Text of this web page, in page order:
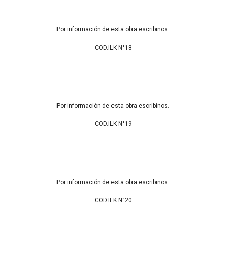
Por información de esta obra escribinos.
COD.ILK N°18
Por información de esta obra escribinos.
COD.ILK N°19
Por información de esta obra escribinos.
COD.ILK N°20